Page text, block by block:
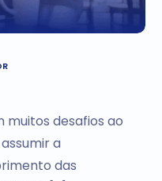
desafios ao
a
das